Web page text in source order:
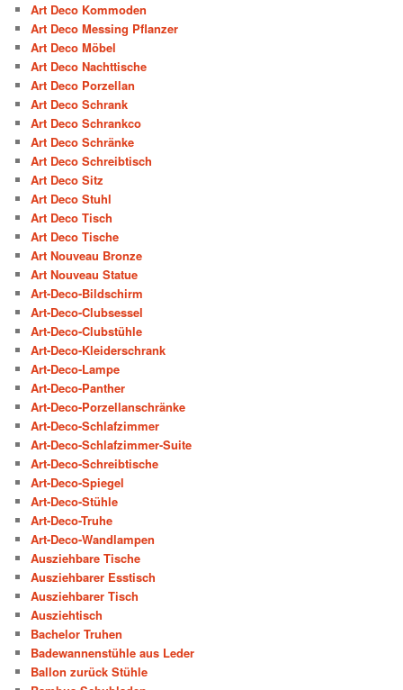
Art Deco Kommoden
Art Deco Messing Pflanzer
Art Deco Möbel
Art Deco Nachttische
Art Deco Porzellan
Art Deco Schrank
Art Deco Schrankco
Art Deco Schränke
Art Deco Schreibtisch
Art Deco Sitz
Art Deco Stuhl
Art Deco Tisch
Art Deco Tische
Art Nouveau Bronze
Art Nouveau Statue
Art-Deco-Bildschirm
Art-Deco-Clubsessel
Art-Deco-Clubstühle
Art-Deco-Kleiderschrank
Art-Deco-Lampe
Art-Deco-Panther
Art-Deco-Porzellanschränke
Art-Deco-Schlafzimmer
Art-Deco-Schlafzimmer-Suite
Art-Deco-Schreibtische
Art-Deco-Spiegel
Art-Deco-Stühle
Art-Deco-Truhe
Art-Deco-Wandlampen
Ausziehbare Tische
Ausziehbarer Esstisch
Ausziehbarer Tisch
Ausziehtisch
Bachelor Truhen
Badewannenstühle aus Leder
Ballon zurück Stühle